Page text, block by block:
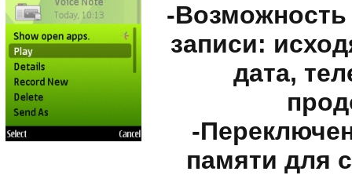
-
записи:
дата,
-
памяти для